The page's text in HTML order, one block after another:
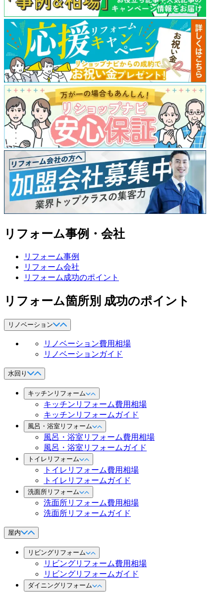
リフォーム事例・会社
リフォーム事例
リフォーム会社
リフォーム成功のポイント
リフォーム箇所別 成功のポイント
リノベーション
リノベーション費用相場
リノベーションガイド
水回り
キッチンリフォーム
キッチンリフォーム費用相場
キッチンリフォームガイド
風呂・浴室リフォーム
風呂・浴室リフォーム費用相場
風呂・浴室リフォームガイド
トイレリフォーム
トイレリフォーム費用相場
トイレリフォームガイド
洗面所リフォーム
洗面所リフォーム費用相場
洗面所リフォームガイド
屋内
リビングリフォーム
リビングリフォーム費用相場
リビングリフォームガイド
ダイニングリフォーム